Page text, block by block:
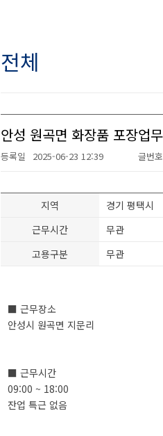
전체
안성 원곡면 화장품 포장업
등록일 2025-06-23 12:39 글번호
지역 경기 평택시
근무시간
무관
고용구분
무관
■ 근무장소
안성시 원곡면 지문리
■ 근무시간
09:00 ~ 18:00
잔업 특근 없음